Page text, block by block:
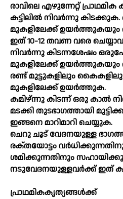
രാവിലെ എഴുന്നേറ്റ്‌
കട്ടിലില്‍ നിവര്‍ന്നു
മുകളിലേക്ക്‌
ഇത്‌ 10-12 തവണ വരെ
നിവര്‍ന്നു കിടന്നശേഷം
മുകളിലേക്ക്‌
രണ്ട്‌ മുട്ടുകളിലും
മുകളിലേക്ക്‌ ഉയര്‍ത്തുക.
കമിഴ്‌ന്നു കിടന്ന്‌ ഒരു കാല്‍
മടക്കി തുടഭാഗത്തായി
ഇങ്ങനെ മാറിമാറി ചെയ്യുക.
ചെറു ചൂട്‌ വേദനയുള്ള
രക്‌തയോട്ടം
ശമിക്കുന്നതിനും
നടുവേദനയുള്ളവര്‍ക്ക്‌ ഇത്‌
പ്രാഥമികകൃത്യങ്ങള്‍ക്ക്‌